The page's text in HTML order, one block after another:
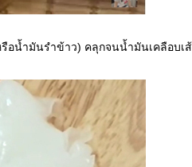
อน้ำมันรำข้าว) คลุกจนน้ำมันเคลือบเ